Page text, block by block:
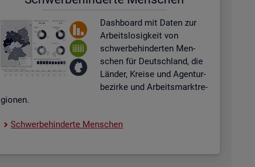
Dash­board mit Daten zur
Ar­beits­lo­sig­keit von
schwer­be­hin­der­ten Men­
schen für Deutsch­land, die
Län­der, Krei­se und Agen­tur­
be­zir­ke und Ar­beits­markt­re­
gio­nen.
Schwer­be­hin­der­te Men­schen